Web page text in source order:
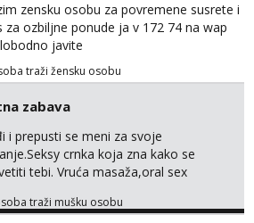
zensku osobu za povremene susrete i
za ozbiljne ponude ja v 172 74 na wap
javite
traži žensku osobu
zabava
i prepusti se meni za svoje
crnka koja zna kako se
tebi. Vruća masaža,oral sex
8287
traži mušku osobu